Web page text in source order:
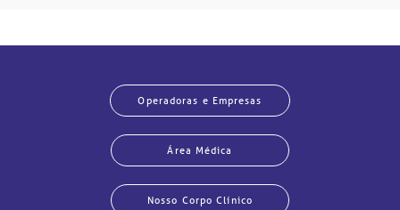
Operadoras e Empresas
Área Médica
Nosso Corpo Clínico